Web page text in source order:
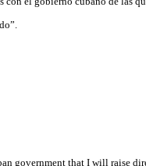
government that I will raise